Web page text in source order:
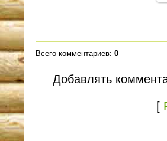
Всего комментариев: 0
Добавлять
[